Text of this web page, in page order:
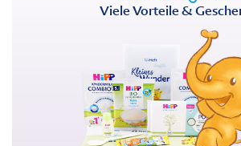
Viele Vorteile &